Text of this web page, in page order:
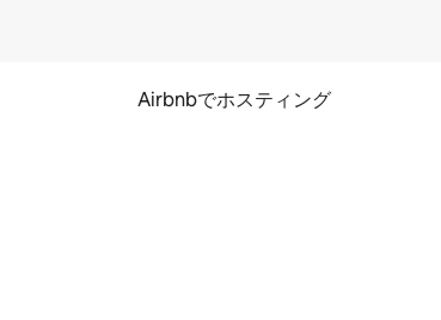
Airbnbでホスティング